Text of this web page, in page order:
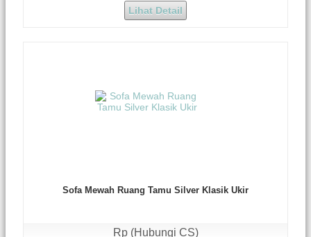
Lihat Detail
Sofa Mewah Ruang Tamu Silver Klasik Ukir
Rp (Hubungi CS)